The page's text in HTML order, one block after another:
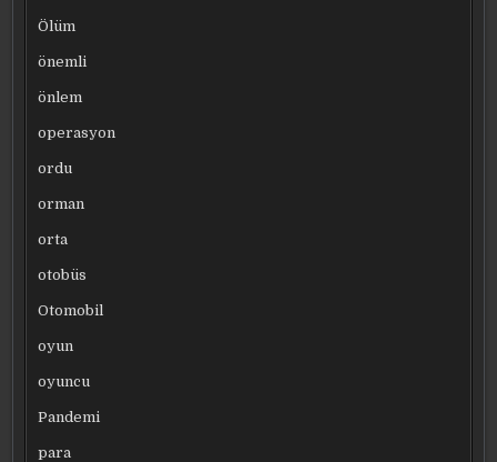
Ölüm
önemli
önlem
operasyon
ordu
orman
orta
otobüs
Otomobil
oyun
oyuncu
Pandemi
para